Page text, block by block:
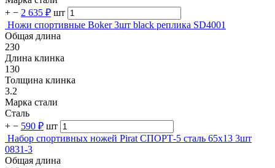
+ − 2 635 ₽ шт
Ножи спортивные Boker 3шт black реплика SD4001
Общая длина
230
Длина клинка
130
Толщина клинка
3.2
Марка стали
Сталь
+ − 590 ₽ шт
Набор спортивных ножей Pirat СПОРТ-5 сталь 65х13 3шт
0831-3
Общая длина